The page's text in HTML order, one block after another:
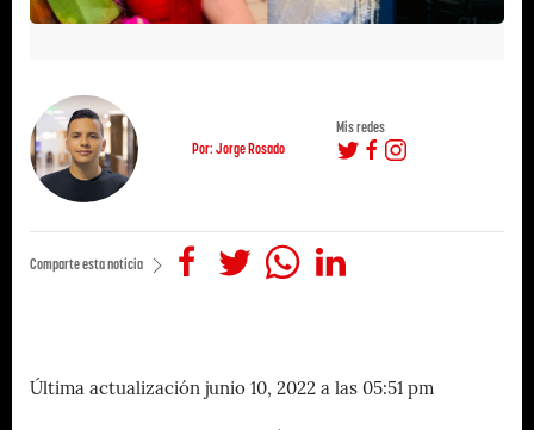
Por: Jorge Rosado
Mis redes
Comparte esta noticia
Última actualización junio 10, 2022 a las 05:51 pm